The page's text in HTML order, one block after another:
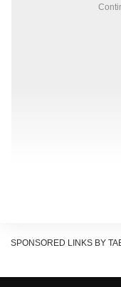
SPONSORED LINKS BY